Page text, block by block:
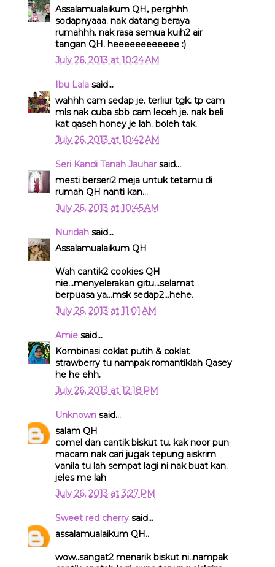
Assalamualaikum QH, perghhh
sodapnyaaa. nak datang beraya
rumahhh. nak rasa semua kuih2 air
tangan QH. heeeeeeeeeeee :)
July 26, 2013 at 10:24 AM
Ibu Lalasaid...
wahhh cam sedap je. terliur tgk. tp cam
mls nak cuba sbb cam leceh je. nak beli
kat qaseh honey je lah. boleh tak.
July 26, 2013 at 10:42 AM
Seri Kandi Tanah Jauharsaid...
mesti berseri2 meja untuk tetamu di
rumah QH nanti kan...
July 26, 2013 at 10:45 AM
Nuridahsaid...
Assalamualaikum QH
Wah cantik2 cookies QH
nie...menyelerakan gitu...selamat
berpuasa ya...msk sedap2...hehe.
July 26, 2013 at 11:01 AM
Amiesaid...
Kombinasi coklat putih & coklat
strawberry tu nampak romantiklah Qasey
he he ehh.
July 26, 2013 at 12:18 PM
Unknownsaid...
salam QH
comel dan cantik biskut tu. kak noor pun
macam nak cari jugak tepung aiskrim
vanila tu lah sempat lagi ni nak buat kan.
jeles me lah
July 26, 2013 at 3:27 PM
Sweet red cherrysaid...
assalamualaikum QH..
wow..sangat2 menarik biskut ni..nampak